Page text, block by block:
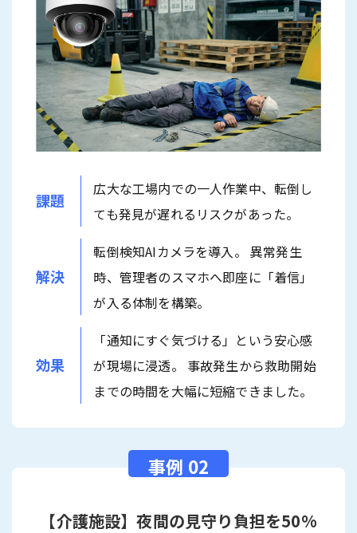
課題
広大な工場内での一人作業中、転倒し
ても発見が遅れるリスクがあった。
解決
転倒検知AIカメラを導入。 異常発生
時、管理者のスマホへ即座に「着信」
が入る体制を構築。
効果
「通知にすぐ気づける」という安心感
が現場に浸透。 事故発生から救助開始
までの時間を大幅に短縮できました。
【介護施設】夜間の見守り負担を50%